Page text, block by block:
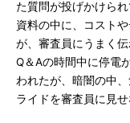
た質問が投げかけら
資料の中に、コスト
が、審査員にうまく
Q＆Aの時間中に停電
われたが、暗闇の中
ライドを審査員に見